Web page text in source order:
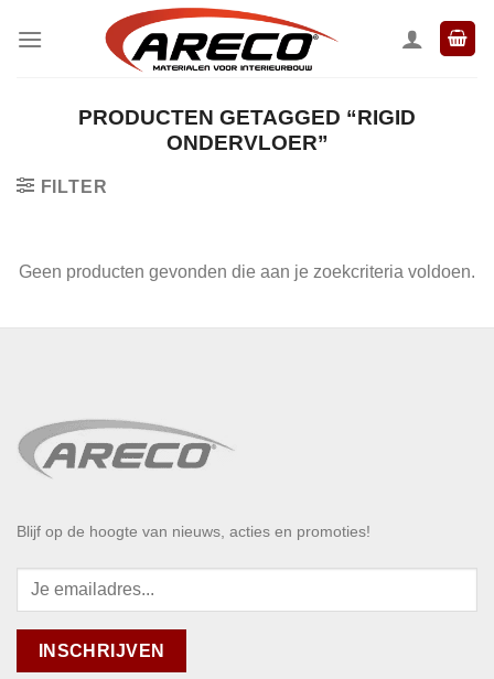
naar
PRODUCTEN GETAGGED “RIGID
ONDERVLOER”
FILTER
Geen producten gevonden die aan je zoekcriteria voldoen.
Blijf op de hoogte van nieuws, acties en promoties!